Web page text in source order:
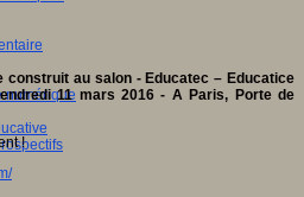
numérique
construit au salon - Educatec – Educatice
11 mars 2016 - A Paris, Porte de
!